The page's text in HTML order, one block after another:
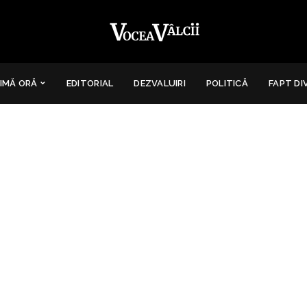
ORĂ EDITORIAL DEZVALUIRI POLITICĂ FAPT